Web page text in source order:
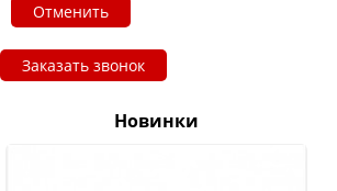
Отменить
Заказать звонок
Новинки